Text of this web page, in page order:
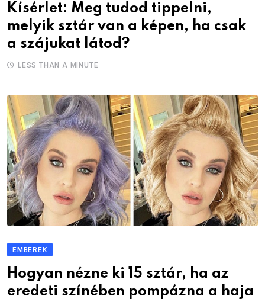
Kísérlet: Meg tudod tippelni,
melyik sztár van a képen, ha csak
a szájukat látod?
LESS THAN A MINUTE
EMBEREK
Hogyan nézne ki 15 sztár, ha az
eredeti színében pompázna a haja